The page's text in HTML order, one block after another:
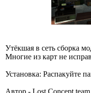
Утёкшая в сеть сборка
Многие из карт не
Установка: Распакуйте